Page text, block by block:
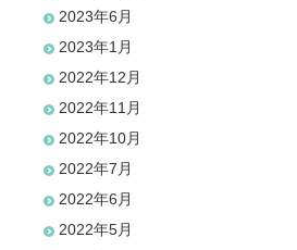
2023年6月
2023年1月
2022年12月
2022年11月
2022年10月
2022年7月
2022年6月
2022年5月